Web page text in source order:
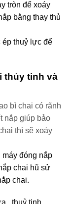
tròn để xoáy
bằng thay thủ
ép thuỷ lực để
thủy tinh và
bì chai có rãnh
nắp giúp bảo
thì sẽ xoáy
đóng nắp
chai hũ sử
chai.